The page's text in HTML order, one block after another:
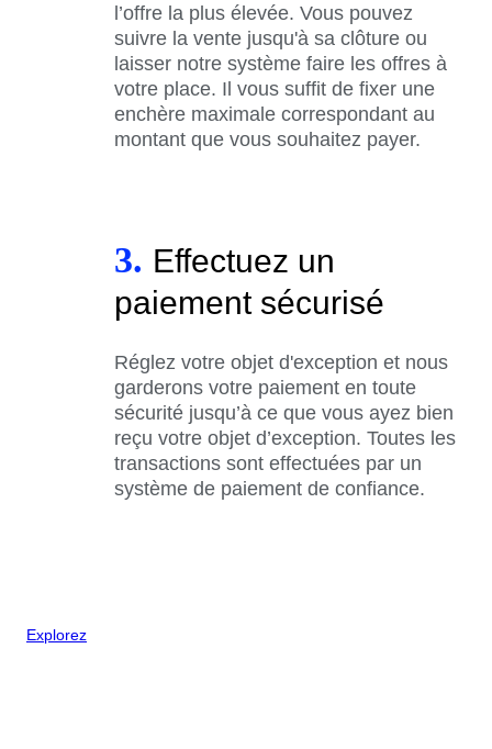
l’offre la plus élevée. Vous pouvez
suivre la vente jusqu'à sa clôture ou
laisser notre système faire les offres à
votre place. Il vous suffit de fixer une
enchère maximale correspondant au
montant que vous souhaitez payer.
3. Effectuez un
paiement sécurisé
Réglez votre objet d'exception et nous
garderons votre paiement en toute
sécurité jusqu’à ce que vous ayez bien
reçu votre objet d’exception. Toutes les
transactions sont effectuées par un
système de paiement de confiance.
Explorez